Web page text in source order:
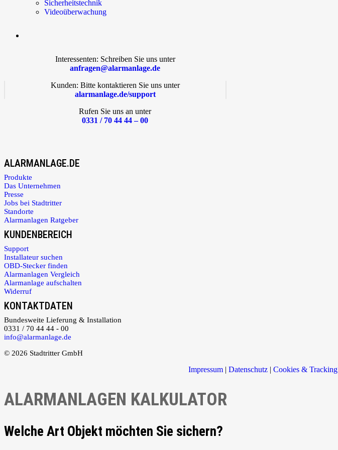
Sicherheitstechnik
Videoüberwachung
Interessenten: Schreiben Sie uns unter
anfragen@alarmanlage.de
Kunden: Bitte kontaktieren Sie uns unter
alarmanlage.de/support
Rufen Sie uns an unter
0331 / 70 44 44 – 00
ALARMANLAGE.DE
Produkte
Das Unternehmen
Presse
Jobs bei Stadtritter
Standorte
Alarmanlagen Ratgeber
KUNDENBEREICH
Support
Installateur suchen
OBD-Stecker finden
Alarmanlagen Vergleich
Alarmanlage aufschalten
Widerruf
KONTAKTDATEN
Bundesweite Lieferung & Installation
0331 / 70 44 44 - 00
info@alarmanlage.de
© 2026 Stadtritter GmbH
Impressum | Datenschutz | Cookies & Tracking
ALARMANLAGEN KALKULATOR
Welche Art Objekt möchten Sie sichern?